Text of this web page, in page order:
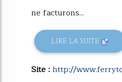
ne facturons...
LIRE LA SUITE
Site :http://